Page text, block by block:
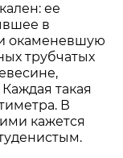
ее
в
окаменевшую
трубчатых
такая
В
кажется